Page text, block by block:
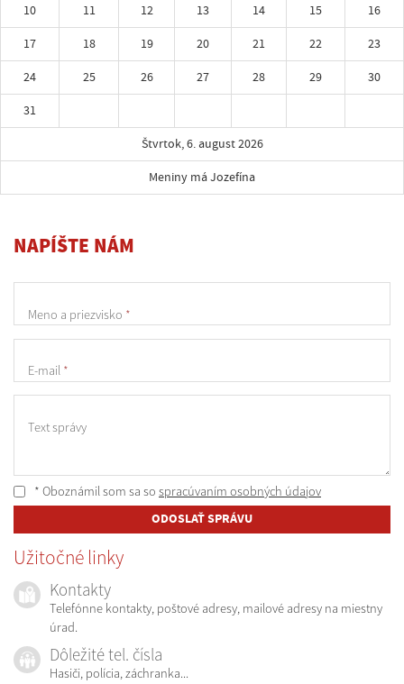
10
11 12 13 14 15
16
17
18 19 20 21 22
23
24
25 26 27 28 29
30
31
Štvrtok, 6. august 2026
Meniny má Jozefína
NAPÍŠTE NÁM
Meno a priezvisko *
E-mail *
Text správy
* Oboznámil som sa so spracúvaním osobných údajov
ODOSLAŤ SPRÁVU
Užitočné linky
Kontakty
Telefónne kontakty, poštové adresy, mailové adresy na miestny
úrad.
Dôležité tel. čísla
Hasiči, polícia, záchranka...